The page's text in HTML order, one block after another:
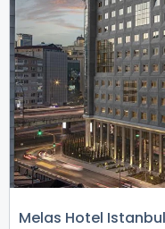
Melas Hotel Istanbul